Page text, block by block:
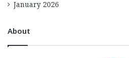
January 2026
About